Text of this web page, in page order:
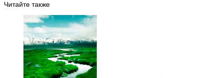
Читайте также